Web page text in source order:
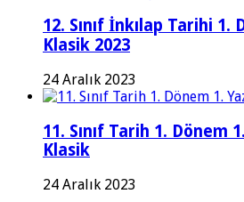
12. Sınıf İnkılap Tarihi 1.
Klasik 2023
24 Aralık 2023
11. Sınıf Tarih 1. Dönem
Klasik
24 Aralık 2023